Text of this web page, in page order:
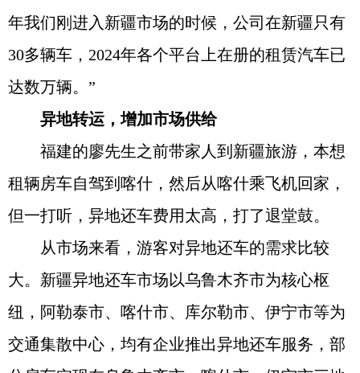
年我们刚进入新疆市场的时候，公司在新疆只有
30多辆车，2024年各个平台上在册的租赁汽车已
达数万辆。”
异地转运，增加市场供给
福建的廖先生之前带家人到新疆旅游，本想
租辆房车自驾到喀什，然后从喀什乘飞机回家，
但一打听，异地还车费用太高，打了退堂鼓。
从市场来看，游客对异地还车的需求比较
大。新疆异地还车市场以乌鲁木齐市为核心枢
纽，阿勒泰市、喀什市、库尔勒市、伊宁市等为
交通集散中心，均有企业推出异地还车服务，部